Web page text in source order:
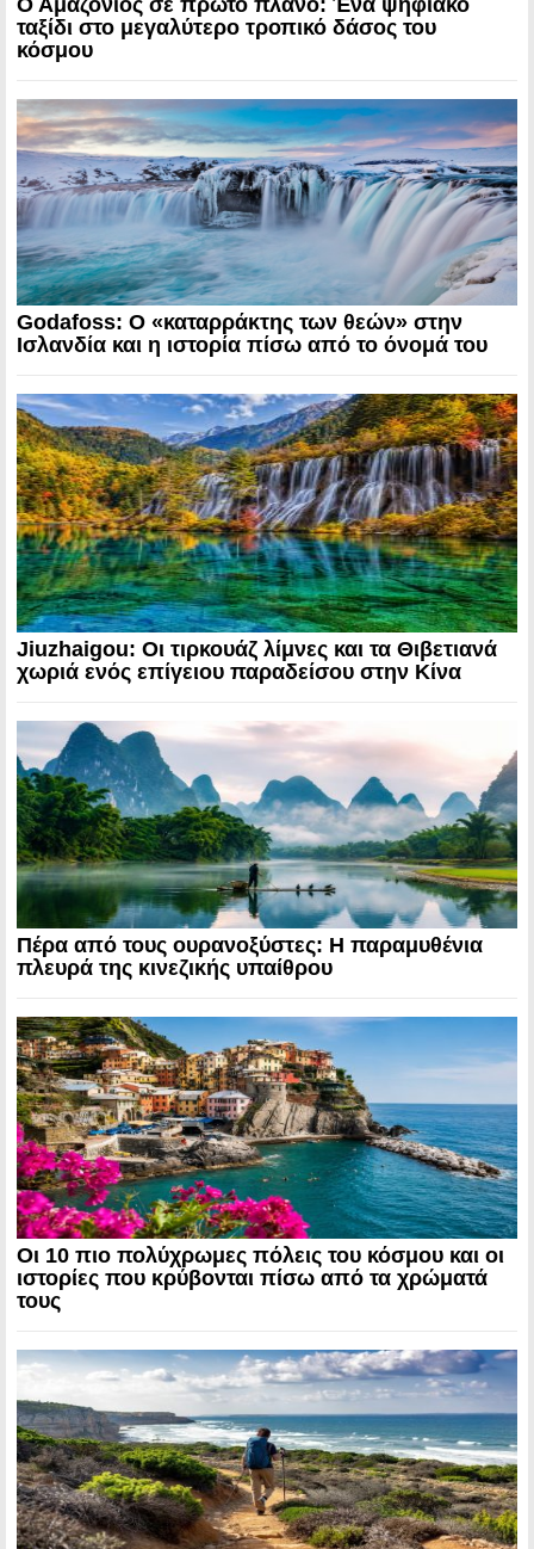
Ο Αμαζόνιος σε πρώτο πλάνο: Ένα ψηφιακό
ταξίδι στο μεγαλύτερο τροπικό δάσος του
κόσμου
Godafoss: Ο «καταρράκτης των θεών» στην
Ισλανδία και η ιστορία πίσω από το όνομά του
Jiuzhaigou: Οι τιρκουάζ λίμνες και τα Θιβετιανά
χωριά ενός επίγειου παραδείσου στην Κίνα
Πέρα από τους ουρανοξύστες: Η παραμυθένια
πλευρά της κινεζικής υπαίθρου
Οι 10 πιο πολύχρωμες πόλεις του κόσμου και οι
ιστορίες που κρύβονται πίσω από τα χρώματά
τους